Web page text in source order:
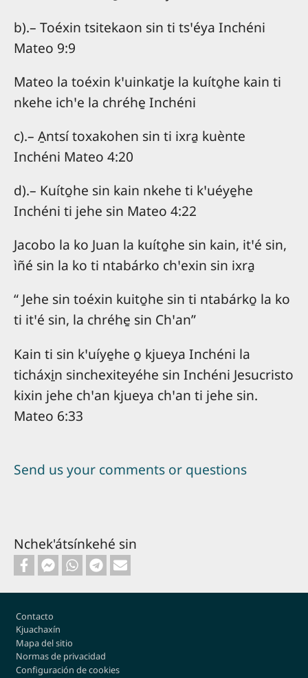
b).– Toéxin tsitekaon sin ti tsꞌéya Inchéni
Mateo 9:9
Mateo la toéxin kꞌuinkatje la kuíto̱he kain ti
nkehe ichꞌe la chréhe̱ Inchéni
c).– A̱ntsí toxakohen sin ti ixra̱ kuènte
Inchéni Mateo 4:20
d).– Kuíto̱he sin kain nkehe ti kꞌuéye̱he
Inchéni ti jehe sin Mateo 4:22
Jacobo la ko Juan la kuíto̱he sin kain, itꞌé sin,
ìñé sin la ko ti ntabárko chꞌexin sin ixra̱
“ Jehe sin toéxin kuito̱he sin ti ntabárko̱ la ko
ti itꞌé sin, la chréhe̱ sin Chꞌan”
Kain ti sin kꞌuíye̱he o̱ kjueya Inchéni la
ticháxi̱n sinchexiteyéhe sin Inchéni Jesucristo
kixin jehe chꞌan kjueya chꞌan ti jehe sin.
Mateo 6:33
Send us your comments or questions
Nchek'átsínkehé sin
Footer
Contacto
Kjuachaxín
Mapa del sitio
Normas de privacidad
Configuración de cookies